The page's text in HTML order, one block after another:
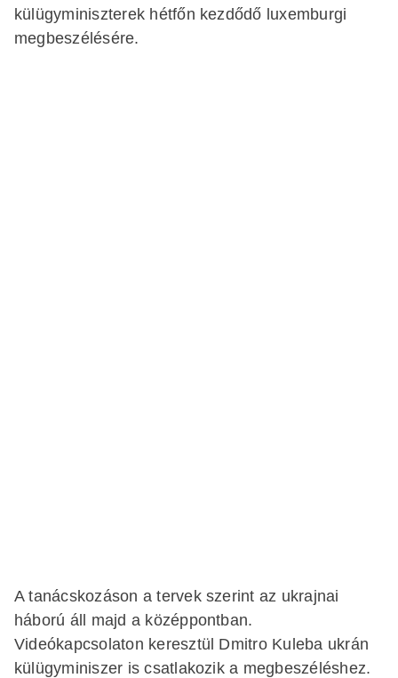
külügyminiszterek hétfőn kezdődő luxemburgi
megbeszélésére.
A tanácskozáson a tervek szerint az ukrajnai
háború áll majd a középpontban.
Videókapcsolaton keresztül Dmitro Kuleba ukrán
külügyminiszer is csatlakozik a megbeszéléshez.